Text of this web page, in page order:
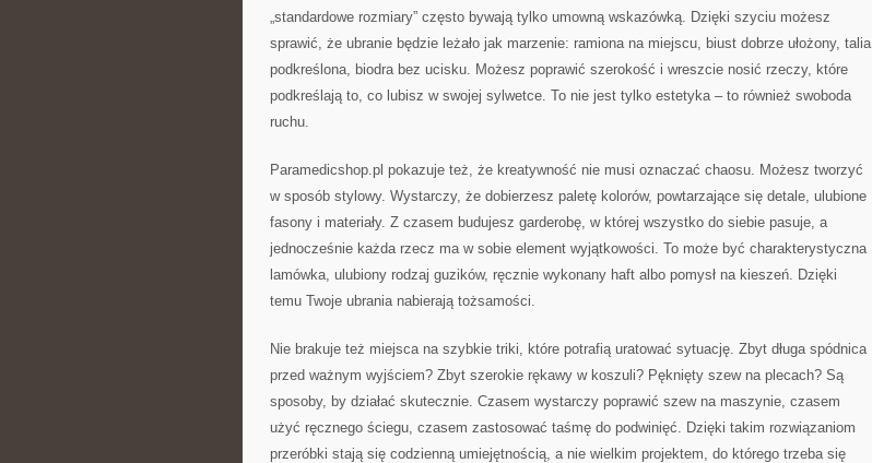
„standardowe rozmiary” często bywają tylko umowną wskazówką. Dzięki szyciu możesz
sprawić, że ubranie będzie leżało jak marzenie: ramiona na miejscu, biust dobrze ułożony, talia
podkreślona, biodra bez ucisku. Możesz poprawić szerokość i wreszcie nosić rzeczy, które
podkreślają to, co lubisz w swojej sylwetce. To nie jest tylko estetyka – to również swoboda
ruchu.
Paramedicshop.pl pokazuje też, że kreatywność nie musi oznaczać chaosu. Możesz tworzyć
w sposób stylowy. Wystarczy, że dobierzesz paletę kolorów, powtarzające się detale, ulubione
fasony i materiały. Z czasem budujesz garderobę, w której wszystko do siebie pasuje, a
jednocześnie każda rzecz ma w sobie element wyjątkowości. To może być charakterystyczna
lamówka, ulubiony rodzaj guzików, ręcznie wykonany haft albo pomysł na kieszeń. Dzięki
temu Twoje ubrania nabierają tożsamości.
Nie brakuje też miejsca na szybkie triki, które potrafią uratować sytuację. Zbyt długa spódnica
przed ważnym wyjściem? Zbyt szerokie rękawy w koszuli? Pęknięty szew na plecach? Są
sposoby, by działać skutecznie. Czasem wystarczy poprawić szew na maszynie, czasem
użyć ręcznego ściegu, czasem zastosować taśmę do podwinięć. Dzięki takim rozwiązaniom
przeróbki stają się codzienną umiejętnością, a nie wielkim projektem, do którego trzeba się